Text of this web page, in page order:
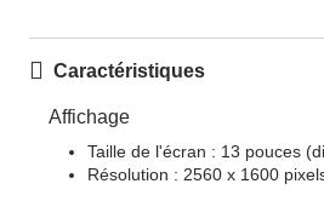
Caractéristiques
Affichage
Taille de l'écran : 13 pouces
Résolution : 2560 x 1600